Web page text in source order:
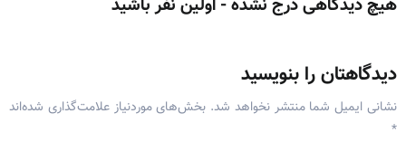
هیچ دیدگاهی درج نشده - اولین نفر باشید
دیدگاهتان را بنویسید
نشانی ایمیل شما منتشر نخواهد شد. بخش‌های موردنیاز علامت‌گذاری شده‌اند
*